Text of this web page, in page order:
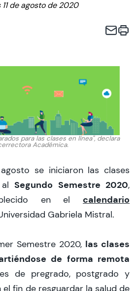
11 de agosto de 2020
para las clases en línea", declara
Académica.
se iniciaron las clases
Segundo Semestre 2020,
en el calendario
Gabriela Mistral.
Semestre 2020, las clases
de forma remota
de pregrado, postgrado y
el fin de resguardar la salud de